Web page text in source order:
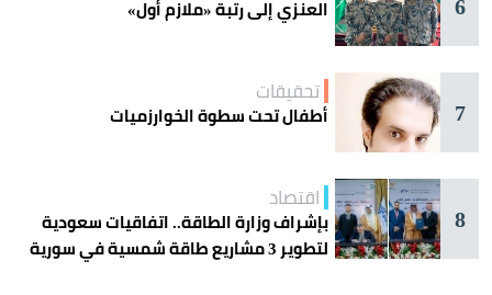
العنزي إلى رتبة «ملازم أول»
7
تحقيقات
أطفال تحت سطوة الخوارزميات
8
اقتصاد
بإشراف وزارة الطاقة.. اتفاقيات سعودية
لتطوير 3 مشاريع طاقة شمسية في سورية